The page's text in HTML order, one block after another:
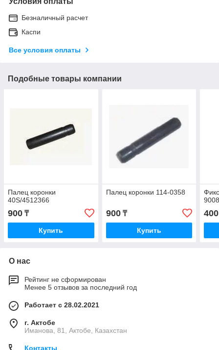
Безналичный расчет
Каспи
Все условия оплаты
Подобные товары компании
Палец коронки
40S/4512366
900 ₸
Купить
Палец коронки 114-0358
900₸
Купить
400
О нас
Рейтинг не сформирован
Менее 5 отзывов за последний год
Работает с 28.02.2021
г. Актобе
Иманова, 81, Актобе, Казахстан
Контакты